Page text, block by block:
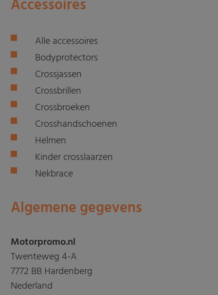
Accessoires
Alle accessoires
Bodyprotectors
Crossjassen
Crossbrillen
Crossbroeken
Crosshandschoenen
Helmen
Kinder crosslaarzen
Nekbrace
Algemene gegevens
Motorpromo.nl
Twenteweg 4-A
7772 BB Hardenberg
Nederland